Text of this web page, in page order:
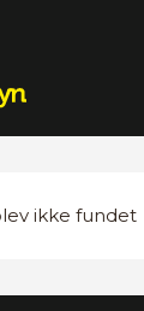
ikke fundet